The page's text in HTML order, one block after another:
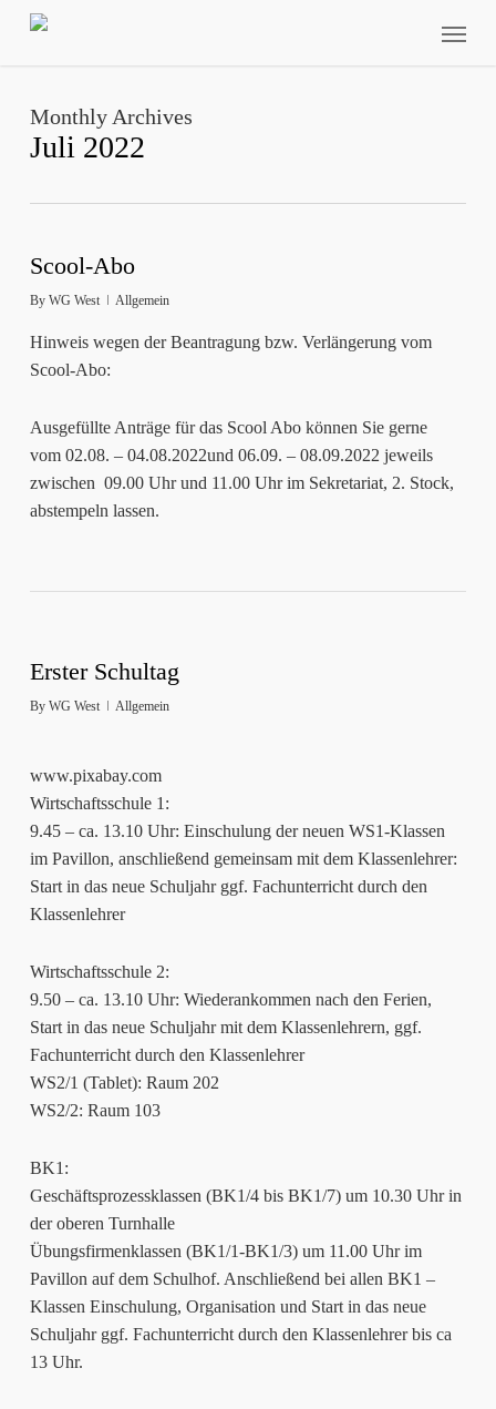
Skip
Monthly Archives
Juli 2022
Scool-Abo
By WG West Allgemein
Hinweis wegen der Beantragung bzw. Verlängerung vom
Scool-Abo:
Ausgefüllte Anträge für das Scool Abo können Sie gerne
vom 02.08. – 04.08.2022und 06.09. – 08.09.2022 jeweils
zwischen 09.00 Uhr und 11.00 Uhr im Sekretariat, 2. Stock,
abstempeln lassen.
Erster Schultag
By WG West Allgemein
www.pixabay.com
Wirtschaftsschule 1:
9.45 – ca. 13.10 Uhr: Einschulung der neuen WS1-Klassen
im Pavillon, anschließend gemeinsam mit dem Klassenlehrer:
Start in das neue Schuljahr ggf. Fachunterricht durch den
Klassenlehrer
Wirtschaftsschule 2:
9.50 – ca. 13.10 Uhr: Wiederankommen nach den Ferien,
Start in das neue Schuljahr mit dem Klassenlehrern, ggf.
Fachunterricht durch den Klassenlehrer
WS2/1 (Tablet): Raum 202
WS2/2: Raum 103
BK1:
Geschäftsprozessklassen (BK1/4 bis BK1/7) um 10.30 Uhr in
der oberen Turnhalle
Übungsfirmenklassen (BK1/1-BK1/3) um 11.00 Uhr im
Pavillon auf dem Schulhof. Anschließend bei allen BK1 –
Klassen Einschulung, Organisation und Start in das neue
Schuljahr ggf. Fachunterricht durch den Klassenlehrer bis ca
13 Uhr.